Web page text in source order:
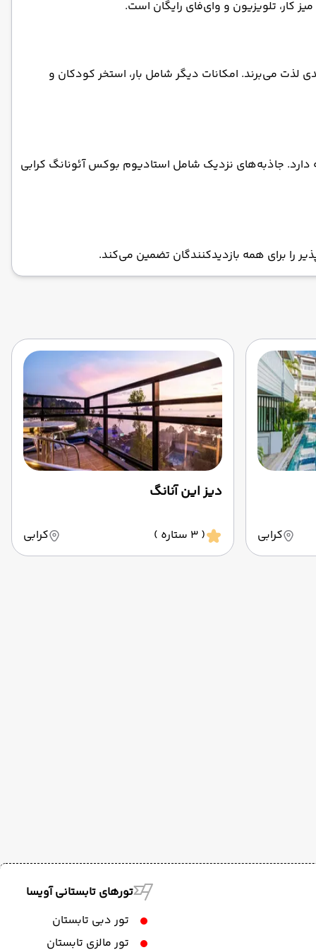
کار، تلویزیون و وای‌فای رایگان است.
لذت می‌برند. امکانات دیگر شامل بار، استخر کودکان و
کرابی واقع شده و ۷ دقیقه پیاده تا ساحل آئونانگ فاصله دارد. جاذبه‌های نزدیک شامل استادیوم بوکس آئونانگ کرابی
را برای همه بازدیدکنندگان تضمین می‌کند.
کرابی
دیز این آنانگ
( 3 ستاره ) کرابی
تورهای تابستانی آویسا
تور دبی تابستان
تور مالزی تابستان